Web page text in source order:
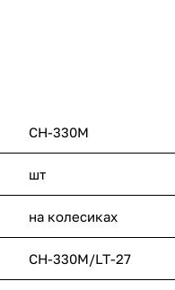
CH-330M
шт
на колесиках
CH-330M/LT-27